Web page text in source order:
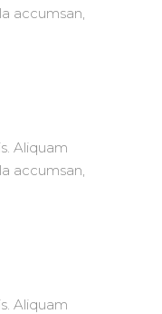
accumsan,
Aliquam
accumsan,
Aliquam